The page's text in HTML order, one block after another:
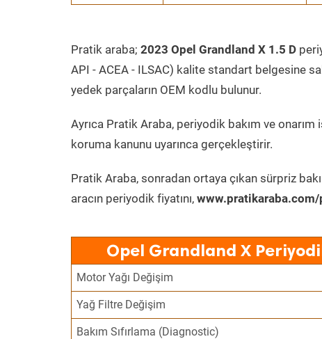
Pratik araba; 2023 Opel Grandland X 1.5 D
API - ACEA - ILSAC) kalite standart belgesine
yedek parçaların OEM kodlu bulunur.
Ayrıca Pratik Araba, periyodik bakım ve
koruma kanunu uyarınca gerçekleştirir.
Pratik Araba, sonradan ortaya çıkan sürpriz
aracın periyodik fiyatını,
Opel Grandland X
Motor Yağı Değişim
Yağ Filtre Değişim
Bakım Sıfırlama (Diagnostic)